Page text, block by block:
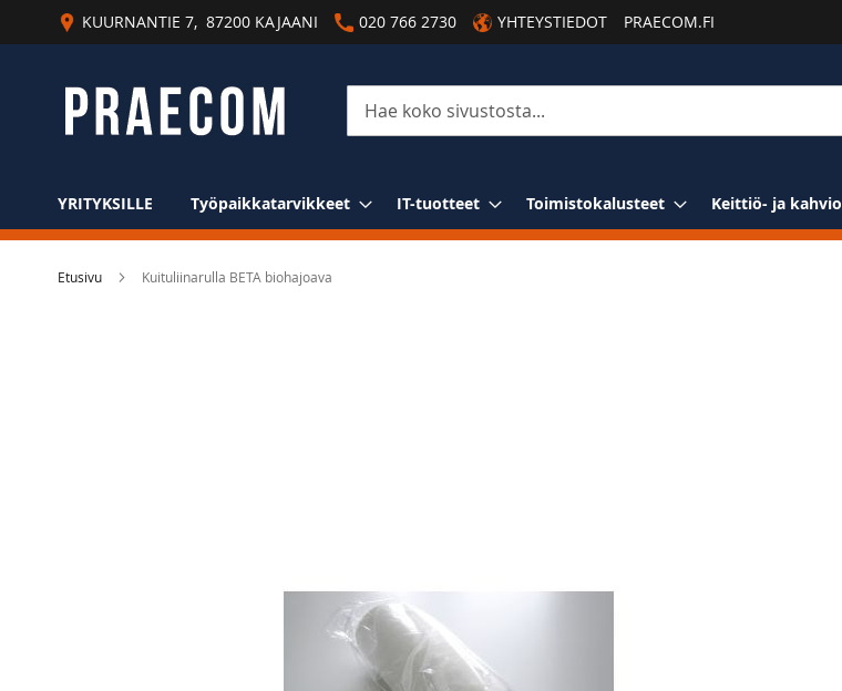
Skip
to
KUURNANTIE 7, 87200 KAJAANI 020 766 2730 YHTEYSTIEDOT PRAECOM.FI
Haku
YRITYKSILLE Työpaikkatarvikkeet IT-tuotteet Toimistokalusteet Keittiö- ja kahvio
Etusivu Kuituliinarulla BETA biohajoava